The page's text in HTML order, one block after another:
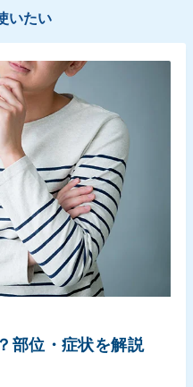
いたい
部位・症状を解説